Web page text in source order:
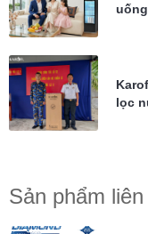
lọc
Sản phẩm